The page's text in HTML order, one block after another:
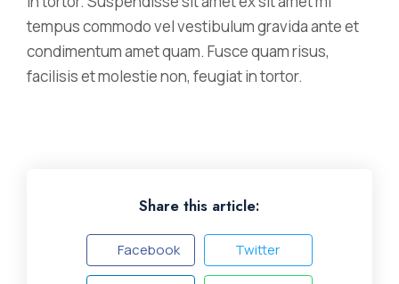
tempus commodo vel vestibulum gravida ante et
condimentum amet quam. Fusce quam risus,
facilisis et molestie non, feugiat in tortor.
Share this article:
Facebook Twitter